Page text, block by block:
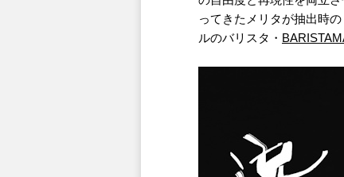
ってきたメリタが抽出時
ルのバリスタ・